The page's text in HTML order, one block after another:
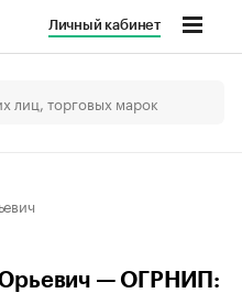
Личный кабинет
— ОГРНИП: